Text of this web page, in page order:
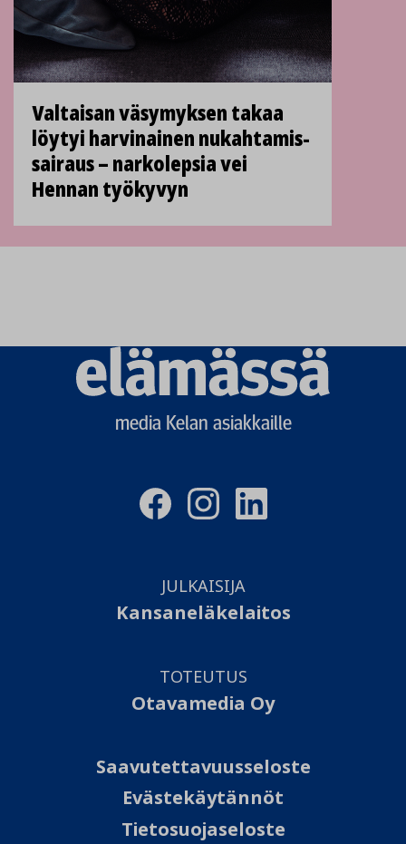
Valtaisan väsymyksen takaa
löytyi harvinainen nukahtamis­
sairaus – narkolepsia vei
Hennan työkyvyn
Elämässä
logo
media Kelan asiakkaille
JULKAISIJA
Kansaneläkelaitos
TOTEUTUS
Otavamedia Oy
Saavutettavuusseloste
Evästekäytännöt
Tietosuojaseloste